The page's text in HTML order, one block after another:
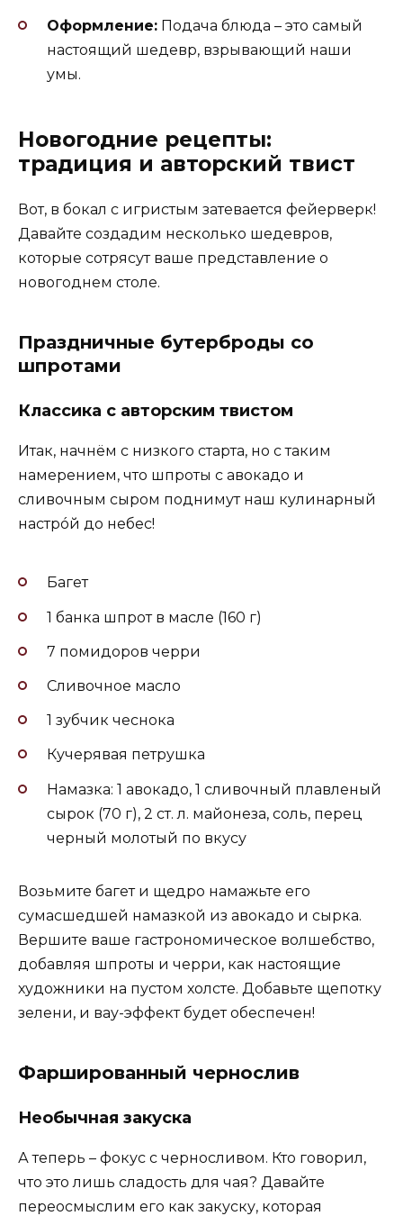
Оформление: Подача блюда – это самый
настоящий шедевр, взрывающий наши
умы.
Новогодние рецепты:
традиция и авторский твист
Вот, в бокал с игристым затевается фейерверк!
Давайте создадим несколько шедевров,
которые сотрясут ваше представление о
новогоднем столе.
Праздничные бутерброды со
шпротами
Классика с авторским твистом
Итак, начнём с низкого старта, но с таким
намерением, что шпроты с авокадо и
сливочным сыром поднимут наш кулинарный
настрóй до небес!
Багет
1 банка шпрот в масле (160 г)
7 помидоров черри
Сливочное масло
1 зубчик чеснока
Кучерявая петрушка
Намазка: 1 авокадо, 1 сливочный плавленый
сырок (70 г), 2 ст. л. майонеза, соль, перец
черный молотый по вкусу
Возьмите багет и щедро намажьте его
сумасшедшей намазкой из авокадо и сырка.
Вершите ваше гастрономическое волшебство,
добавляя шпроты и черри, как настоящие
художники на пустом холсте. Добавьте щепотку
зелени, и вау-эффект будет обеспечен!
Фаршированный чернослив
Необычная закуска
А теперь – фокус с черносливом. Кто говорил,
что это лишь сладость для чая? Давайте
переосмыслим его как закуску, которая